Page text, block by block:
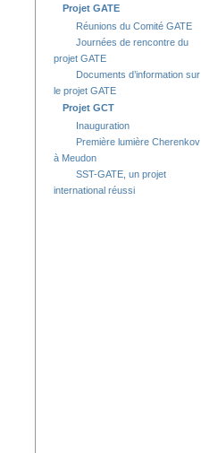
Projet GATE
Réunions du Comité GATE
Journées de rencontre du
projet GATE
Documents d’information sur
le projet GATE
Projet GCT
Inauguration
Première lumière Cherenkov
à Meudon
SST-GATE, un projet
international réussi